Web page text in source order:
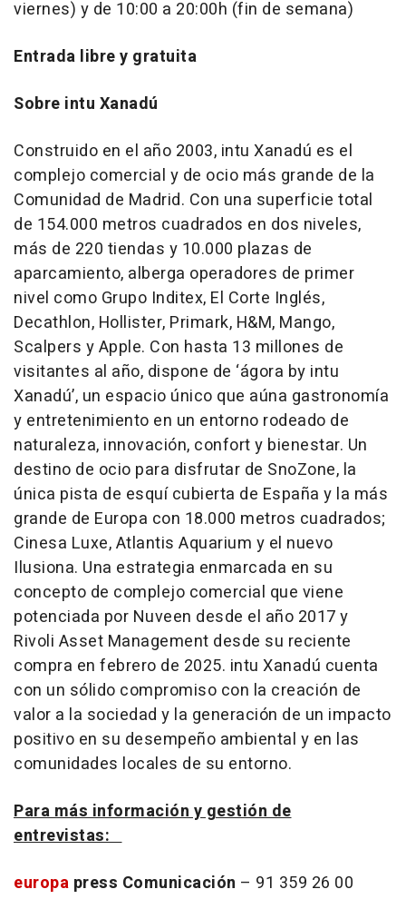
viernes) y de 10:00 a 20:00h (fin de semana)
Entrada libre y gratuita
Sobre intu Xanadú
Construido en el año 2003, intu Xanadú es el
complejo comercial y de ocio más grande de la
Comunidad de Madrid. Con una superficie total
de 154.000 metros cuadrados en dos niveles,
más de 220 tiendas y 10.000 plazas de
aparcamiento, alberga operadores de primer
nivel como Grupo Inditex, El Corte Inglés,
Decathlon, Hollister, Primark, H&M, Mango,
Scalpers y Apple. Con hasta 13 millones de
visitantes al año, dispone de ‘ágora by intu
Xanadú’, un espacio único que aúna gastronomía
y entretenimiento en un entorno rodeado de
naturaleza, innovación, confort y bienestar. Un
destino de ocio para disfrutar de SnoZone, la
única pista de esquí cubierta de España y la más
grande de Europa con 18.000 metros cuadrados;
Cinesa Luxe, Atlantis Aquarium y el nuevo
Ilusiona. Una estrategia enmarcada en su
concepto de complejo comercial que viene
potenciada por Nuveen desde el año 2017 y
Rivoli Asset Management desde su reciente
compra en febrero de 2025. intu Xanadú cuenta
con un sólido compromiso con la creación de
valor a la sociedad y la generación de un impacto
positivo en su desempeño ambiental y en las
comunidades locales de su entorno.
Para más información y gestión de
entrevistas:
europa press Comunicación – 91 359 26 00